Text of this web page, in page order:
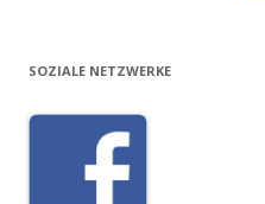
SOZIALE NETZWERKE